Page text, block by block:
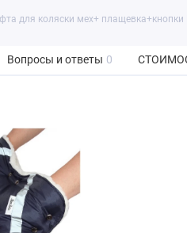
для коляски мех+ плащевка+кнопки
Вопросы и ответы 0